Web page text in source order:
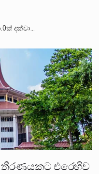
දක්වා…
එරෙහිව